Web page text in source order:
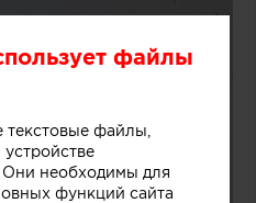
файлы
файлы,
необходимы для
функций сайта